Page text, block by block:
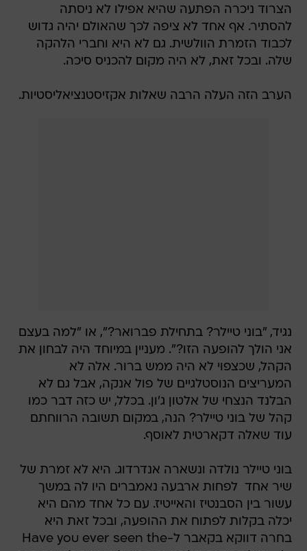
הצרוד ניכרה הפתעה שהיא אפילו לא ניסתה
להסתיר. אף אחד לא ציפה לכך שהאולם יהיה גדוש
לכבוד הזמרת הוולשית. גם לא היא וחברי הלהקה
שלה. ובכל זאת, לא היה מקום להכניס סיכה.
הערב הזה העלה הרבה שאלות אקזיסטנציאליסטיות.
נגיד, "בוני טיילר? בתחילת פברואר?", או "למה בעצם
אני הולך להופעה הזו?". מעניין במיוחד היה לבחון את
הקהל, שכצפוי לא היה ממש ברור. אלה לא
המעריצים הנוסטלגיים של פול אנקה, אבל גם לא
הבלנד הנצחי של אלטון ג'ון. בכלל, יש כזה דבר כמו
קהל של בוני טיילר? הנה, במקום תשובה הרווחתם
עוד שאלה דקארטית לאוסף.
בוני טיילר נולדה ונשארה אנדרדוג. היא לא זמרת של
שיר אחד  לפחות ארבעה נאמברים היו לה במשך
עשור בין הסבנטיז והאייטיז. עם כל אחד מהם היא
יכלה בקלות לפתוח את ההופעה, ובכל זאת היא
בחרה דווקא בקאבר ל-Have you ever seen the